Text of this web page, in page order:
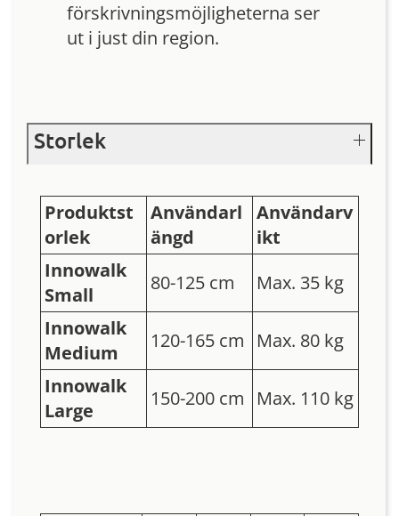
förskrivningsmöjligheterna ser
ut i just din region.
Storlek
Produktst
orlek
Användarl
ängd
Användarv
ikt
Innowalk
Small
80-125 cm
Max. 35 kg
Innowalk
Medium
120-165 cm
Max. 80 kg
Innowalk
Large
150-200 cm Max. 110 kg